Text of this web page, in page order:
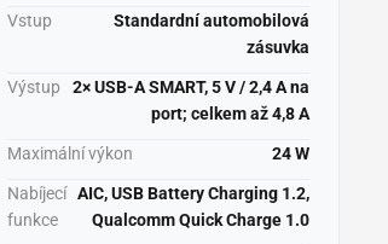
Vstup
Standardní automobilová
zásuvka
Výstup
2× USB-A SMART, 5 V / 2,4 A na
port; celkem až 4,8 A
Maximální výkon 24 W
Nabíjecí
funkce
AIC, USB Battery Charging 1.2,
Qualcomm Quick Charge 1.0